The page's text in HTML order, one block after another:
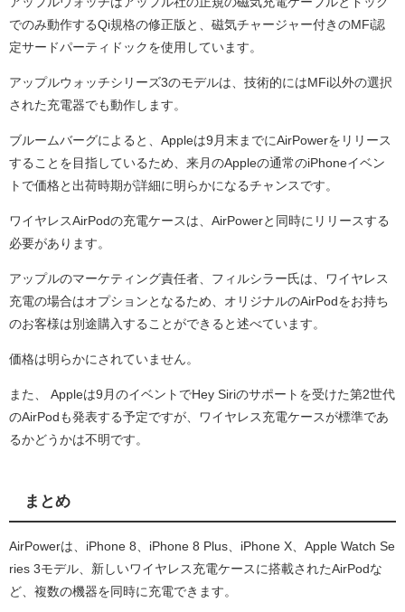
でのみ動作するQi規格の修正版と、磁気チャージャー付きのMFi認
定サードパーティドックを使用しています。
アップルウォッチシリーズ3のモデルは、技術的にはMFi以外の選択
された充電器でも動作します。
ブルームバーグによると、Appleは9月末までにAirPowerをリリース
することを目指しているため、来月のAppleの通常のiPhoneイベン
トで価格と出荷時期が詳細に明らかになるチャンスです。
ワイヤレスAirPodの充電ケースは、AirPowerと同時にリリースする
必要があります。
アップルのマーケティング責任者、フィルシラー氏は、ワイヤレス
充電の場合はオプションとなるため、オリジナルのAirPodをお持ち
のお客様は別途購入することができると述べています。
価格は明らかにされていません。
また、 Appleは9月のイベントでHey Siriのサポートを受けた第2世代
のAirPodも発表する予定ですが、ワイヤレス充電ケースが標準であ
るかどうかは不明です。
まとめ
AirPowerは、iPhone 8、iPhone 8 Plus、iPhone X、Apple Watch Se
ries 3モデル、新しいワイヤレス充電ケースに搭載されたAirPodな
ど、複数の機器を同時に充電できます。